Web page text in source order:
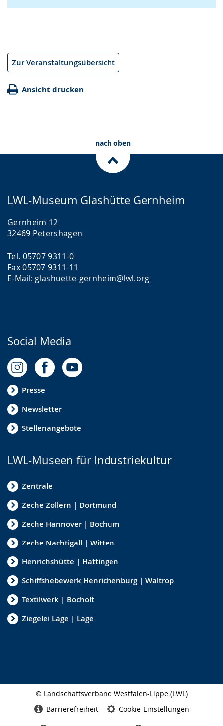
Zur Veranstaltungsübersicht
Ansicht drucken
nach oben
LWL-Museum Glashütte Gernheim
Gernheim 12
32469 Petershagen
Tel. 05707 9311-0
Fax 05707 9311-11
E-Mail: glashuette-gernheim@lwl.org
Social Media
Presse
Newsletter
Stellenangebote
LWL-Museen für Industriekultur
Zentrale
Zeche Zollern | Dortmund
Zeche Hannover | Bochum
Zeche Nachtigall | Witten
Henrichshütte | Hattingen
Schiffshebewerk Henrichenburg | Waltrop
Textilwerk | Bocholt
Ziegelei Lage | Lage
© Landschaftsverband Westfalen-Lippe (LWL)
Barrierefreiheit Cookie-Einstellungen